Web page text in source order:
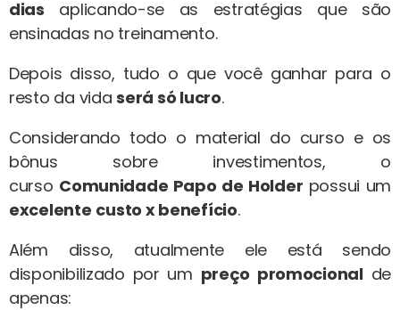
dias aplicando-se as estratégias que são
ensinadas no treinamento.
Depois disso, tudo o que você ganhar para o
resto da vidaserá só lucro.
Considerando todo o material do curso e os
bônus sobre investimentos, o
curso Comunidade Papo de Holder possui um
excelente custo x benefício.
Além disso, atualmente ele está sendo
disponibilizado por um preço promocionalde
apenas: